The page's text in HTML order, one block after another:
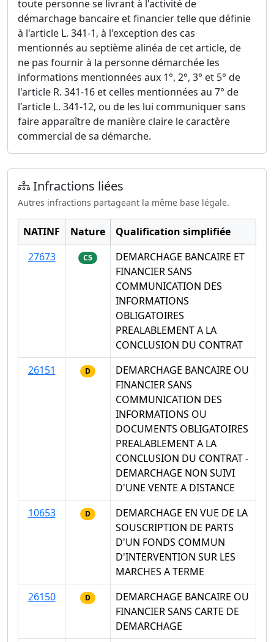
toute personne se livrant à l'activité de
démarchage bancaire et financier telle que définie
à l'article L. 341-1, à l'exception des cas
mentionnés au septième alinéa de cet article, de
ne pas fournir à la personne démarchée les
informations mentionnées aux 1°, 2°, 3° et 5° de
l'article R. 341-16 et celles mentionnées au 7° de
l'article L. 341-12, ou de les lui communiquer sans
faire apparaître de manière claire le caractère
commercial de sa démarche.
Infractions liées
Autres infractions partageant la même base légale.
NATINF Nature
Qualification simplifiée
27673
C5
DEMARCHAGE BANCAIRE ET
FINANCIER SANS
COMMUNICATION DES
INFORMATIONS
OBLIGATOIRES
PREALABLEMENT A LA
CONCLUSION DU CONTRAT
26151
D
DEMARCHAGE BANCAIRE OU
FINANCIER SANS
COMMUNICATION DES
INFORMATIONS OU
DOCUMENTS OBLIGATOIRES
PREALABLEMENT A LA
CONCLUSION DU CONTRAT -
DEMARCHAGE NON SUIVI
D'UNE VENTE A DISTANCE
10653
D
DEMARCHAGE EN VUE DE LA
SOUSCRIPTION DE PARTS
D'UN FONDS COMMUN
D'INTERVENTION SUR LES
MARCHES A TERME
26150
D
DEMARCHAGE BANCAIRE OU
FINANCIER SANS CARTE DE
DEMARCHAGE